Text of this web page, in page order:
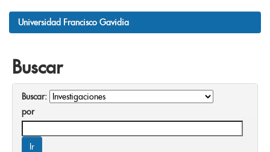
Universidad Francisco Gavidia
Buscar
Buscar:
por